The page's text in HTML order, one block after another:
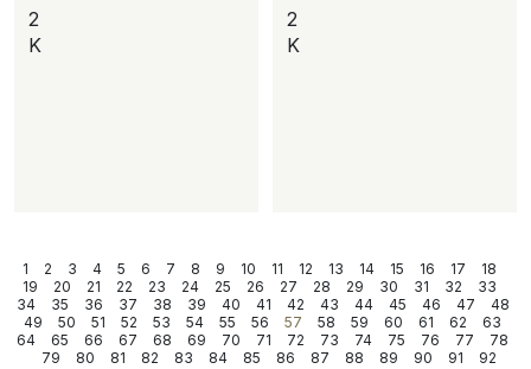
2
K
2
K
1 2 3 4 5 6 7 8 9 10 11 12 13 14 15 16 17
18
19
20 21 22 23 24 25 26 27 28 29 30 31 32
33
34
35 36 37 38 39 40 41 42 43 44 45 46 47
48
49
50 51 52 53 54 55 56 57 58 59 60 61 62
63
64
65 66 67 68 69 70 71 72 73 74 75 76 77
78
79
80 81 82 83 84 85 86 87 88 89 90 91 92